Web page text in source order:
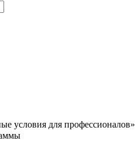
условия для профессионалов»